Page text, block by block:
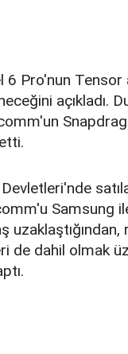
6 Pro'nun Tensor
açıkladı.
Samsung
de dahil olmak